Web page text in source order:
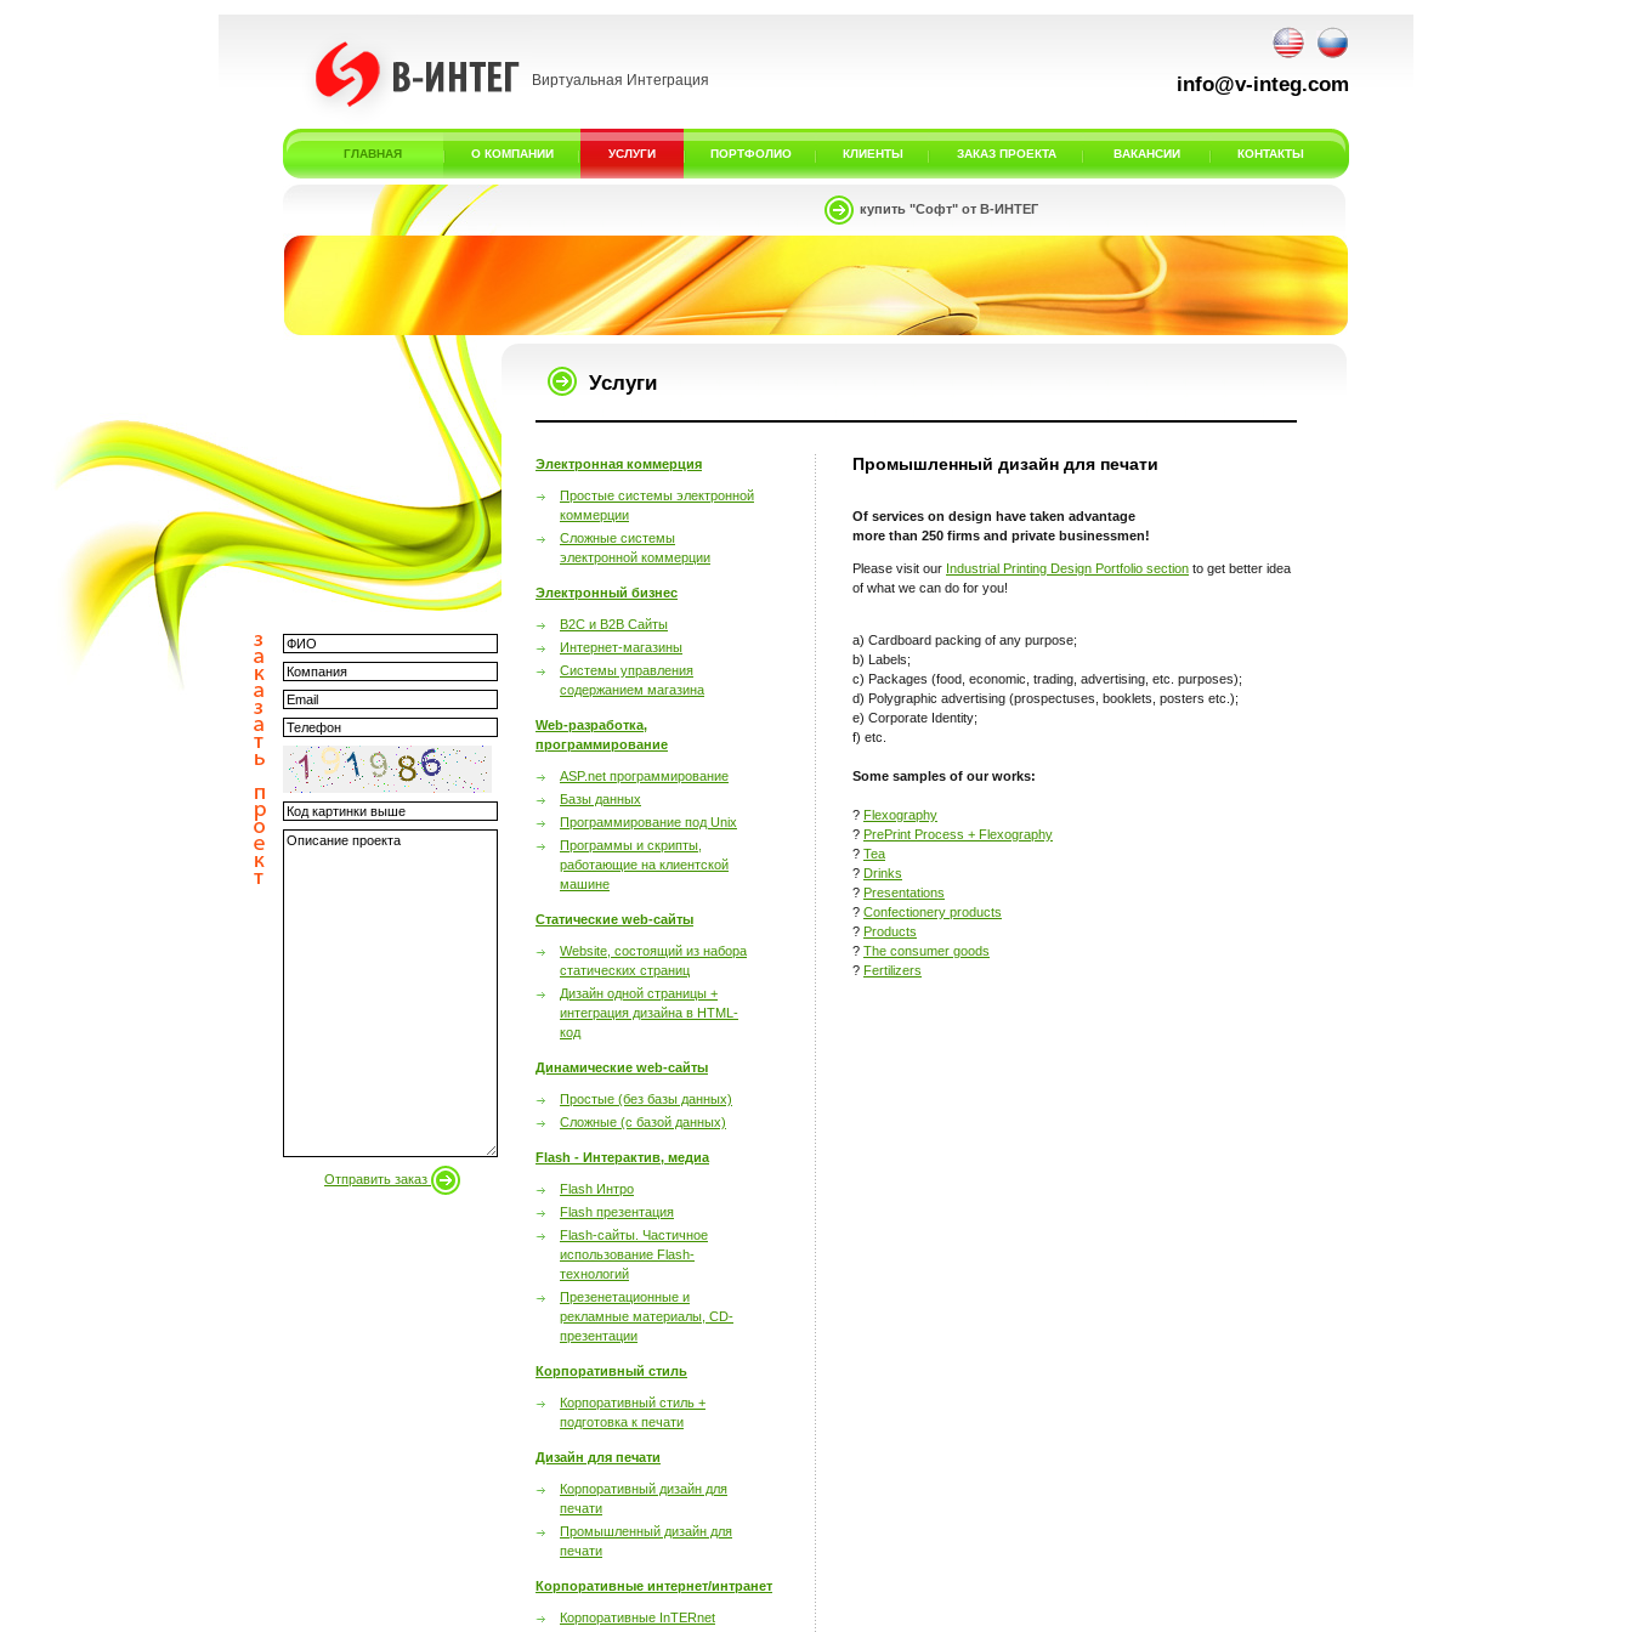
Виртуальная Интеграция info@v-integ.com
ГЛАВНАЯ О КОМПАНИИ УСЛУГИ ПОРТФОЛИО КЛИЕНТЫ ЗАКАЗ ПРОЕКТА ВАКАНСИИ КОНТАКТЫ
Отправить заказ
купить "Софт" от В-ИНТЕГ
Услуги
Электронная коммерция
Простые системы электронной
коммерции
Сложные системы
электронной коммерции
Электронный бизнес
B2C и B2B Сайты
Интернет-магазины
Системы управления
содержанием магазина
Web-разработка,
программирование
ASP.net программирование
Базы данных
Программирование под Unix
Программы и скрипты,
работающие на клиентской
машине
Статические web-сайты
Website, состоящий из набора
статических страниц
Дизайн одной страницы +
интеграция дизайна в HTML-
код
Динамические web-сайты
Простые (без базы данных)
Сложные (с базой данных)
Flash - Интерактив, медиа
Flash Интро
Flash презентация
Flash-сайты. Частичное
использование Flash-
технологий
Презенетационные и
рекламные материалы, CD-
презентации
Корпоративный стиль
Корпоративный стиль +
подготовка к печати
Дизайн для печати
Корпоративный дизайн для
печати
Промышленный дизайн для
печати
Корпоративные интернет/интранет
Корпоративные InTERnet
Промышленный дизайн для печати
Of services on design have taken advantage
more than 250 firms and private businessmen!
Please visit our Industrial Printing Design Portfolio section to get better idea
of what we can do for you!
a) Cardboard packing of any purpose;
b) Labels;
c) Packages (food, economic, trading, advertising, etc. purposes);
d) Polygraphic advertising (prospectuses, booklets, posters etc.);
e) Corporate Identity;
f) etc.
Some samples of our works:
? Flexography
? PrePrint Process + Flexography
? Tea
? Drinks
? Presentations
? Confectionery products
? Products
? The consumer goods
? Fertilizers